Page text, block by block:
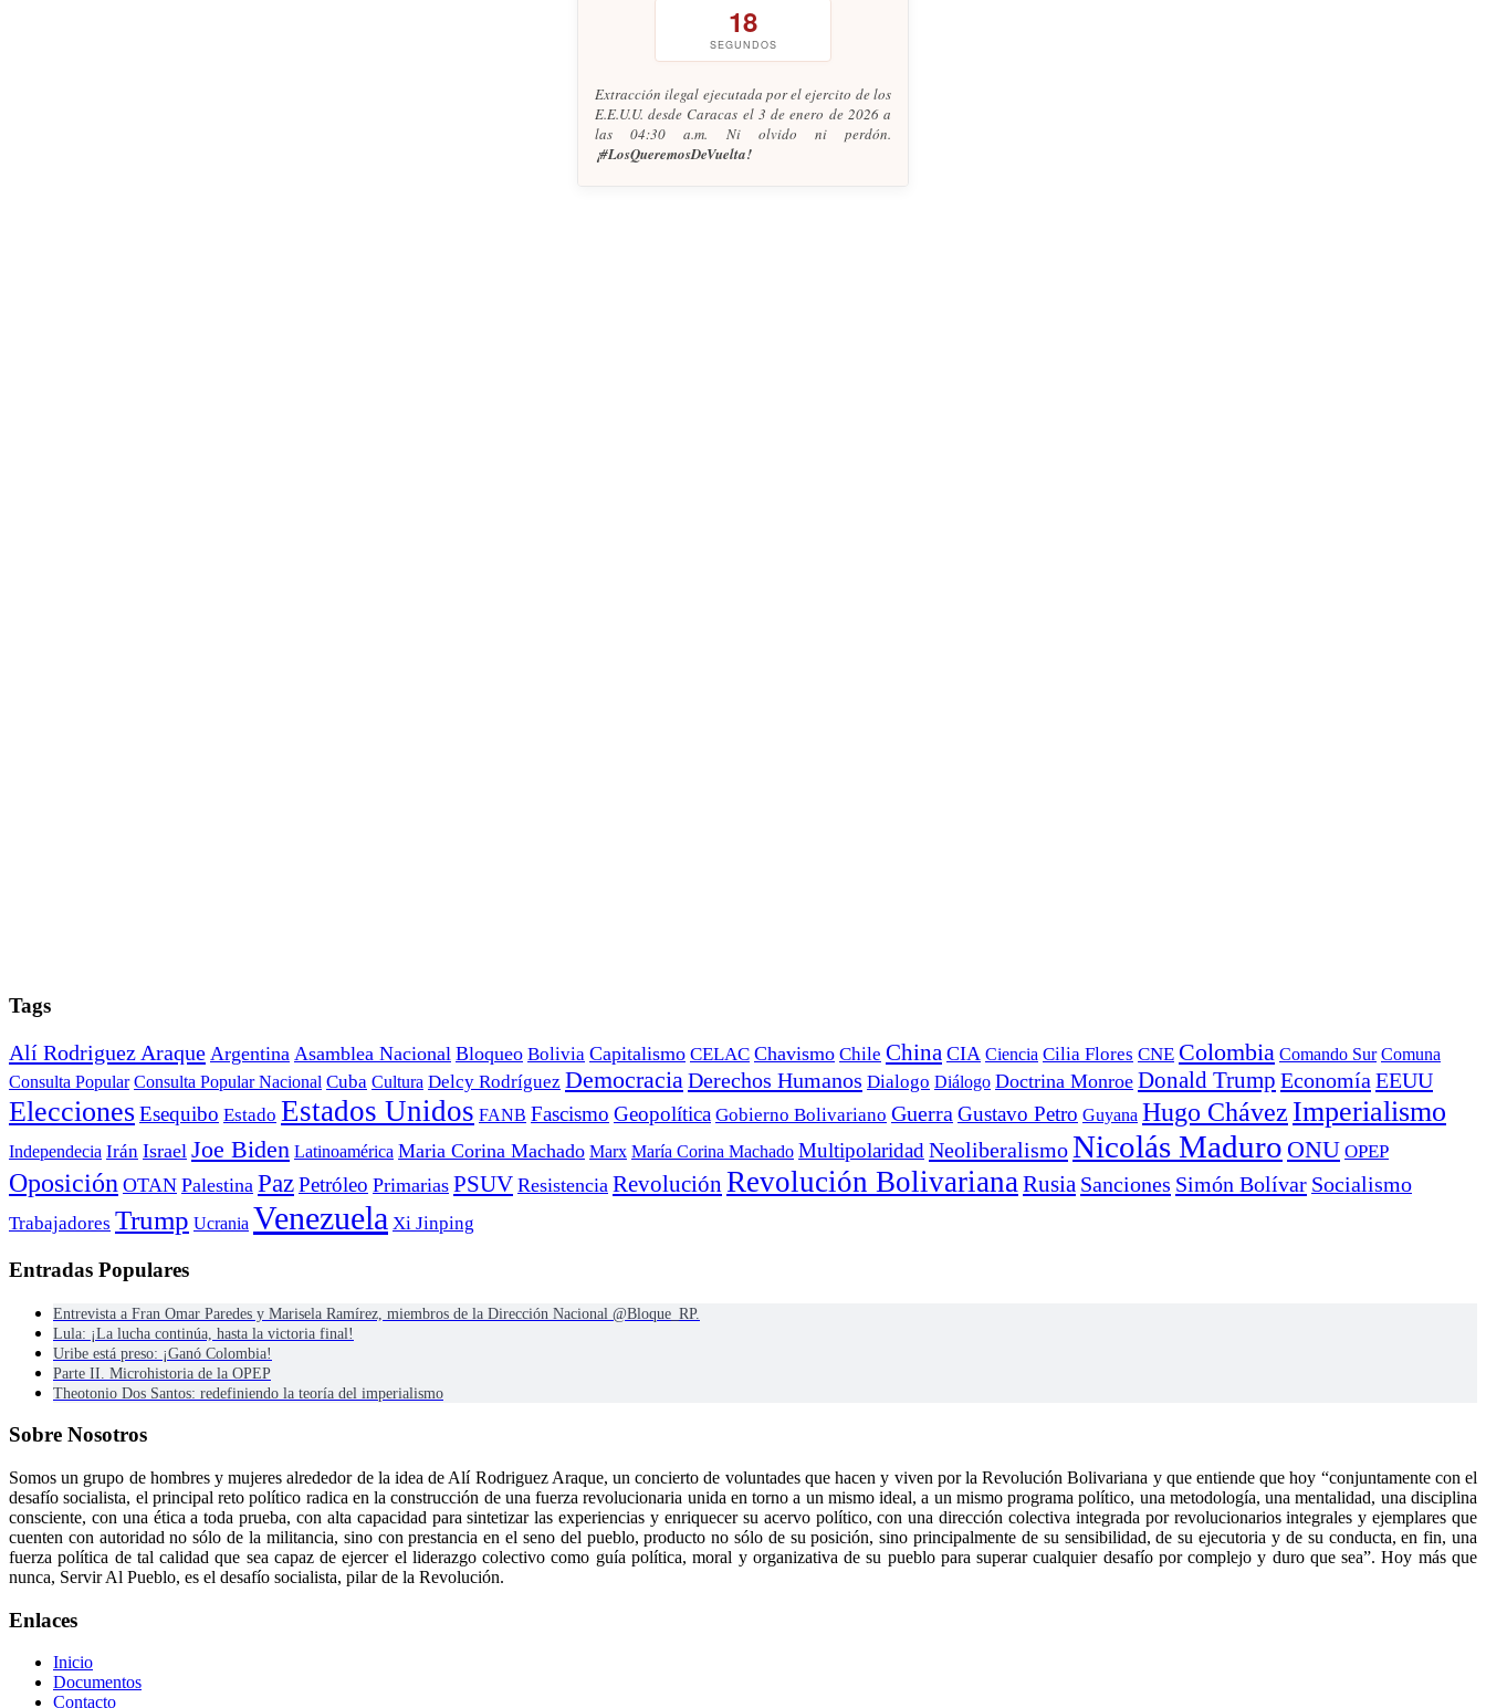
19
SEGUNDOS
Extracción ilegal ejecutada por el ejercito de los
E.E.U.U. desde Caracas el 3 de enero de 2026 a
las 04:30 a.m. Ni olvido ni perdón.
¡#LosQueremosDeVuelta!
Tags
Alí Rodriguez Araque Argentina Asamblea Nacional Bloqueo Bolivia Capitalismo CELAC Chavismo Chile China CIA Ciencia Cilia Flores CNE Colombia Comando Sur Comuna
Consulta Popular Consulta Popular Nacional Cuba Cultura Delcy Rodríguez DemocraciaDerechos Humanos Dialogo Diálogo Doctrina Monroe Donald Trump Economía EEUU
EleccionesEsequibo Estado Estados Unidos FANB Fascismo Geopolítica Gobierno Bolivariano Guerra Gustavo Petro Guyana Hugo Chávez Imperialismo
Independecia Irán Israel Joe Biden Latinoamérica Maria Corina Machado Marx María Corina Machado Multipolaridad NeoliberalismoNicolás Maduro ONU OPEP
Oposición OTAN Palestina PazPetróleo Primarias PSUV Resistencia Revolución Revolución BolivarianaRusia Sanciones Simón Bolívar Socialismo
Trabajadores Trump Ucrania Venezuela Xi Jinping
Entradas Populares
Entrevista a Fran Omar Paredes y Marisela Ramírez, miembros de la Dirección Nacional @Bloque_RP.
Lula: ¡La lucha continúa, hasta la victoria final!
Uribe está preso: ¡Ganó Colombia!
Parte II. Microhistoria de la OPEP
Theotonio Dos Santos: redefiniendo la teoría del imperialismo
Sobre Nosotros
Somos un grupo de hombres y mujeres alrededor de la idea de Alí Rodriguez Araque, un concierto de voluntades que hacen y viven por la Revolución Bolivariana y que entiende que hoy “conjuntamente con el
desafío socialista, el principal reto político radica en la construcción de una fuerza revolucionaria unida en torno a un mismo ideal, a un mismo programa político, una metodología, una mentalidad, una disciplina
consciente, con una ética a toda prueba, con alta capacidad para sintetizar las experiencias y enriquecer su acervo político, con una dirección colectiva integrada por revolucionarios integrales y ejemplares que
cuenten con autoridad no sólo de la militancia, sino con prestancia en el seno del pueblo, producto no sólo de su posición, sino principalmente de su sensibilidad, de su ejecutoria y de su conducta, en fin, una
fuerza política de tal calidad que sea capaz de ejercer el liderazgo colectivo como guía política, moral y organizativa de su pueblo para superar cualquier desafío por complejo y duro que sea”. Hoy más que
nunca, Servir Al Pueblo, es el desafío socialista, pilar de la Revolución.
Enlaces
Inicio
Documentos
Contacto